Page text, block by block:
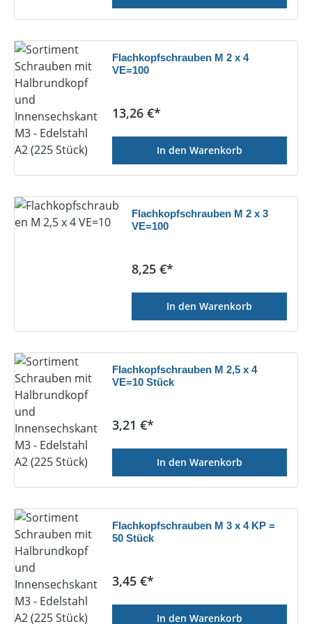
Flachkopfschrauben M 2 x 4
VE=100
Regulärer Preis:
13,26 €*
In den Warenkorb
Flachkopfschrauben M 2 x 3
VE=100
Regulärer Preis:
8,25 €*
In den Warenkorb
Flachkopfschrauben M 2,5 x 4
VE=10 Stück
Regulärer Preis:
3,21 €*
In den Warenkorb
Flachkopfschrauben M 3 x 4 KP =
50 Stück
Regulärer Preis:
3,45 €*
In den Warenkorb